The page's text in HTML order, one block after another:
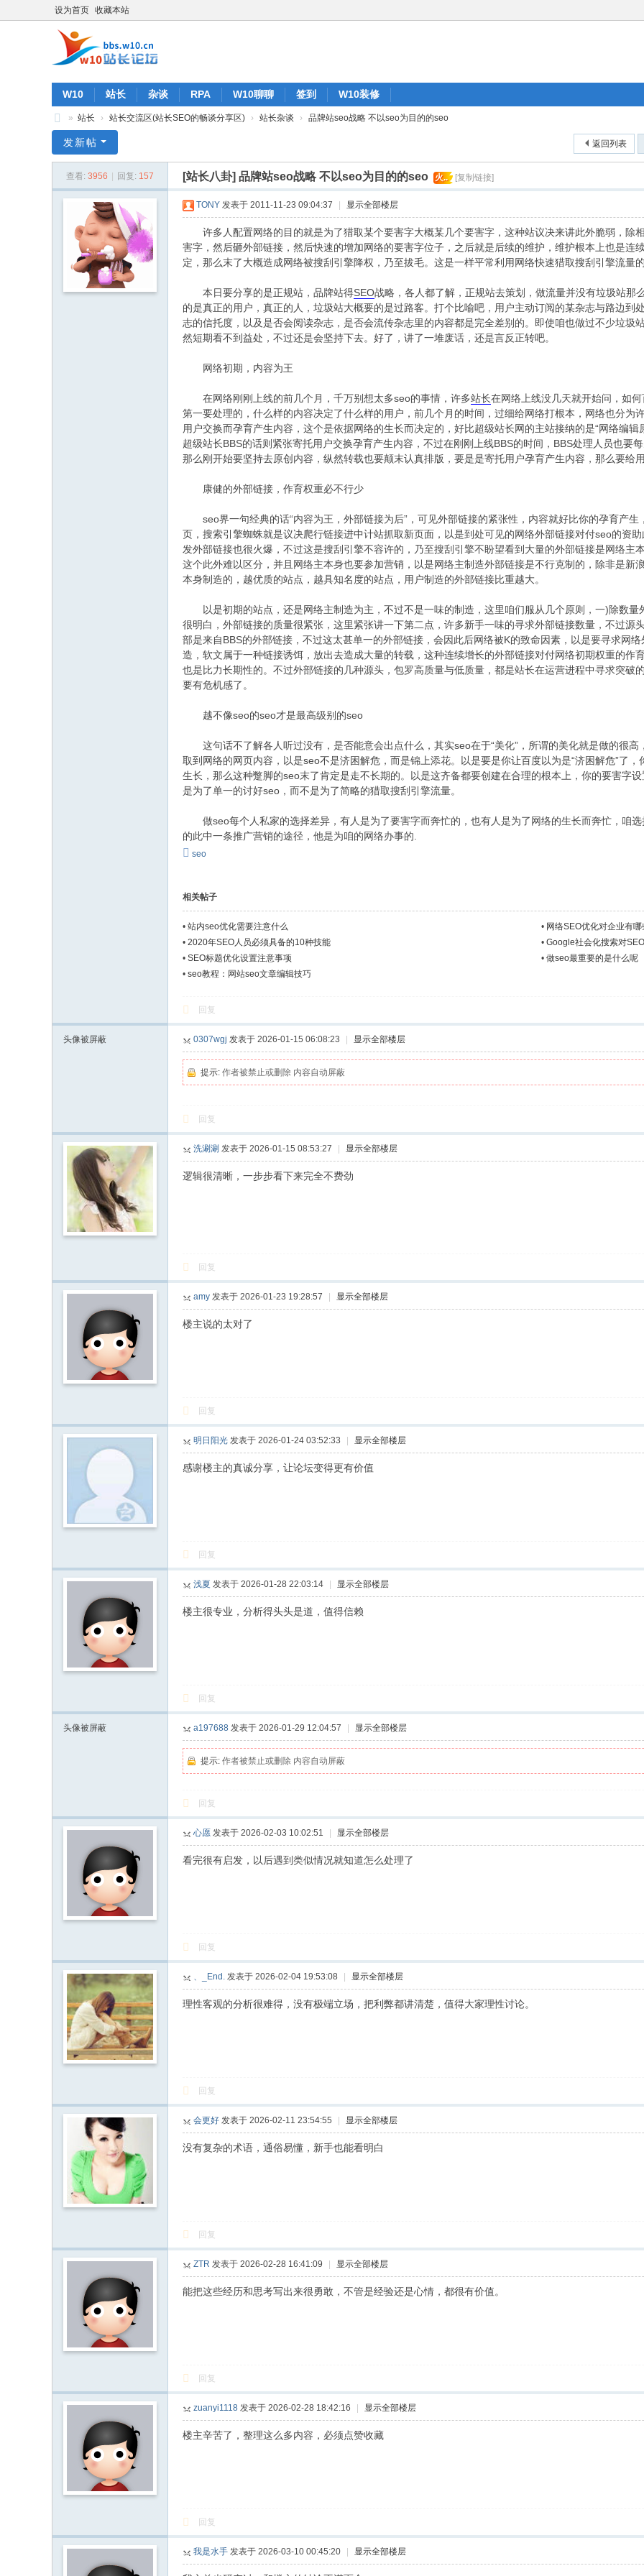
设为首页 收藏本站
W10 站长 杂谈 RPA W10聊聊 签到 W10装修
10
» 站长 › 站长交流区(站长SEO的畅谈分享区) › 站长杂谈 › 品牌站seo战略 不以seo为目的的seo
返回列表
发新帖
查看: 3956 回复: 157 [站长八卦] 品牌站seo战略 不以seo为目的的seo 火.. [复制链接]
TONY 发表于 2011-11-23 09:04:37 显示全部楼层
许多人配置网络的目的就是为了猎取某个要害字大概某几个要害字，这种站议决来讲此外脆弱，除
害字，然后砸外部链接，然后快速的增加网络的要害字位子，之后就是后续的维护，维护根本上也是连
定，那么末了大概造成网络被搜刮引擎降权，乃至拔毛。这是一样平常利用网络快速猎取搜刮引擎流量
本日要分享的是正规站，品牌站得SEO战略，各人都了解，正规站去策划，做流量并没有垃圾站
的是真正的用户，真正的人，垃圾站大概要的是过路客。打个比喻吧，用户主动订阅的某杂志与路边到
志的信托度，以及是否会阅读杂志，是否会流传杂志里的内容都是完全差别的。即使咱也做过不少垃圾
然短期看不到益处，不过还是会坚持下去。好了，讲了一堆废话，还是言反正转吧。
网络初期，内容为王
在网络刚刚上线的前几个月，千万别想太多seo的事情，许多站长在网络上线没几天就开始问，如
第一要处理的，什么样的内容决定了什么样的用户，前几个月的时间，过细给网络打根本，网络也分为
用户交换而孕育产生内容，这个是依据网络的生长而决定的，好比超级站长网的主站接纳的是“网络编辑
超级站长BBS的话则紧张寄托用户交换孕育产生内容，不过在刚刚上线BBS的时间，BBS处理人员也要
那么刚开始要坚持去原创内容，纵然转载也要颠末认真排版，要是是寄托用户孕育产生内容，那么要给
康健的外部链接，作育权重必不行少
seo界一句经典的话“内容为王，外部链接为后”，可见外部链接的紧张性，内容就好比你的孕育产生
页，搜索引擎蜘蛛就是议决爬行链接进中计站抓取新页面，以是到处可见的网络外部链接对付seo的资
发外部链接也很火爆，不过这是搜刮引擎不容许的，乃至搜刮引擎不盼望看到大量的外部链接是网络主
这个此外难以区分，并且网络主本身也要参加营销，以是网络主制造外部链接是不行克制的，除非是新
本身制造的，越优质的站点，越具知名度的站点，用户制造的外部链接比重越大。
以是初期的站点，还是网络主制造为主，不过不是一味的制造，这里咱们服从几个原则，一)除数量
很明白，外部链接的质量很紧张，这里紧张讲一下第二点，许多新手一味的寻求外部链接数量，不过源
部是来自BBS的外部链接，不过这太甚单一的外部链接，会因此后网络被K的致命因素，以是要寻求网
造，软文属于一种链接诱饵，放出去造成大量的转载，这种连续增长的外部链接对付网络初期权重的作
也是比力长期性的。不过外部链接的几种源头，包罗高质量与低质量，都是站长在运营进程中寻求突破
要有危机感了。
越不像seo的seo才是最高级别的seo
这句话不了解各人听过没有，是否能意会出点什么，其实seo在于“美化”，所谓的美化就是做的很高
取到网络的网页内容，以是seo不是济困解危，而是锦上添花。以是要是你让百度以为是“济困解危”了
生长，那么这种蹩脚的seo末了肯定是走不长期的。以是这齐备都要创建在合理的根本上，你的要害字
是为了单一的讨好seo，而不是为了简略的猎取搜刮引擎流量。
做seo每个人私家的选择差异，有人是为了要害字而奔忙的，也有人是为了网络的生长而奔忙，咱
的此中一条推广营销的途径，他是为咱的网络办事的.
seo
相关帖子
• 站内seo优化需要注意什么 • 网络SEO优化对企业有
• 2020年SEO人员必须具备的10种技能 • Google社会化搜索对
• SEO标题优化设置注意事项 • 做seo最重要的是什么呢
• seo教程：网站seo文章编辑技巧
回复
头像被屏蔽 0307wgj 发表于 2026-01-15 06:08:23 显示全部楼层
提示: 作者被禁止或删除 内容自动屏蔽
回复
洗涮涮 发表于 2026-01-15 08:53:27 显示全部楼层
逻辑很清晰，一步步看下来完全不费劲
回复
amy 发表于 2026-01-23 19:28:57 显示全部楼层
楼主说的太对了
回复
明日阳光 发表于 2026-01-24 03:52:33 显示全部楼层
感谢楼主的真诚分享，让论坛变得更有价值
回复
浅夏 发表于 2026-01-28 22:03:14 显示全部楼层
楼主很专业，分析得头头是道，值得信赖
回复
头像被屏蔽 a197688 发表于 2026-01-29 12:04:57 显示全部楼层
提示: 作者被禁止或删除 内容自动屏蔽
回复
心愿 发表于 2026-02-03 10:02:51 显示全部楼层
看完很有启发，以后遇到类似情况就知道怎么处理了
回复
、_End. 发表于 2026-02-04 19:53:08 显示全部楼层
理性客观的分析很难得，没有极端立场，把利弊都讲清楚，值得大家理性讨论。
回复
会更好 发表于 2026-02-11 23:54:55 显示全部楼层
没有复杂的术语，通俗易懂，新手也能看明白
回复
ZTR 发表于 2026-02-28 16:41:09 显示全部楼层
能把这些经历和思考写出来很勇敢，不管是经验还是心情，都很有价值。
回复
zuanyi1118 发表于 2026-02-28 18:42:16 显示全部楼层
楼主辛苦了，整理这么多内容，必须点赞收藏
回复
我是水手 发表于 2026-03-10 00:45:20 显示全部楼层